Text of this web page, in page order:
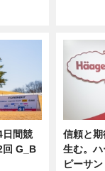
日間競
G_B
信頼と
生む。
ピーサ